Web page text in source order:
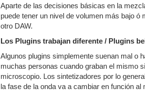
Aparte de las decisiones básicas en la
puede tener un nivel de volumen más bajo
otro DAW.
Los Plugins trabajan diferente / Plugins
Algunos plugins simplemente suenan mal o
muchas personas cuando graban el mismo
microscopio. Los sintetizadores por lo
la fase de la onda va a cambiar en función